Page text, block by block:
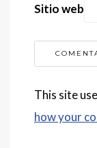
Sitio web
This site
how your